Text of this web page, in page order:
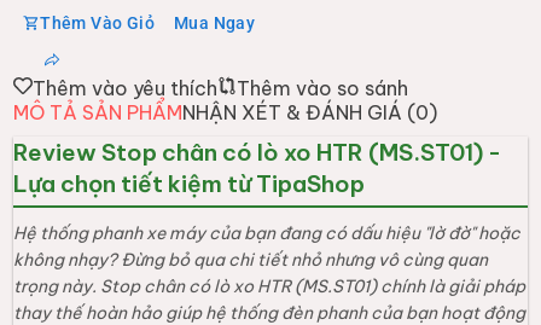
Thêm Vào Giỏ Mua Ngay
Thêm vào yêu thích
Thêm vào so sánh
MÔ TẢ SẢN PHẨMNHẬN XÉT & ĐÁNH GIÁ (0)
Review Stop chân có lò xo HTR (MS.ST01) -
Lựa chọn tiết kiệm từ TipaShop
Hệ thống phanh xe máy của bạn đang có dấu hiệu "lờ đờ" hoặc
không nhạy? Đừng bỏ qua chi tiết nhỏ nhưng vô cùng quan
trọng này. Stop chân có lò xo HTR (MS.ST01) chính là giải pháp
thay thế hoàn hảo giúp hệ thống đèn phanh của bạn hoạt động